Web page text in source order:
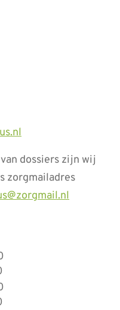
dossiers zijn wij
zorgmailadres